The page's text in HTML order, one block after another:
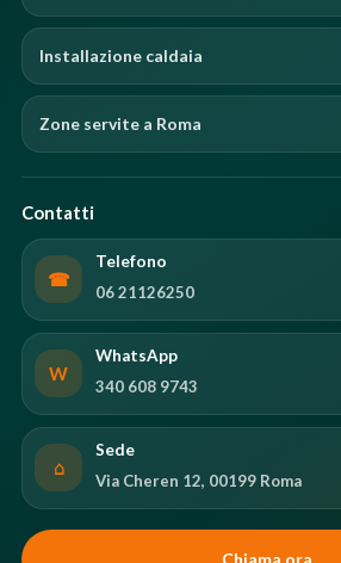
Installazione caldaia
Zone servite a Roma
Contatti
☎
Telefono
06 21126250
W
WhatsApp
340 608 9743
⌂
Sede
Via Cheren 12, 00199 Roma
Chiama ora